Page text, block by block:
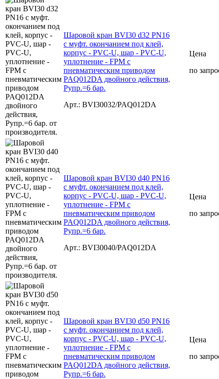
Шаровой кран BVI30 d32 PN16
с муфт. окончанием под клей,
корпус - PVC-U, шар - PVC-U,
уплотнение - FPM с
пневматическим приводом
PAQ012DA двойного действия,
Рупр.=6 бар.
Арт.: BVI30032/PAQ012DA
Цена
по
Шаровой кран BVI30 d40 PN16
с муфт. окончанием под клей,
корпус - PVC-U, шар - PVC-U,
уплотнение - FPM с
пневматическим приводом
PAQ012DA двойного действия,
Рупр.=6 бар.
Арт.: BVI30040/PAQ012DA
Цена
по
Шаровой кран BVI30 d50 PN16
с муфт. окончанием под клей,
корпус - PVC-U, шар - PVC-U,
уплотнение - FPM с
пневматическим приводом
PAQ012DA двойного действия,
Рупр.=6 бар.
Цена
по